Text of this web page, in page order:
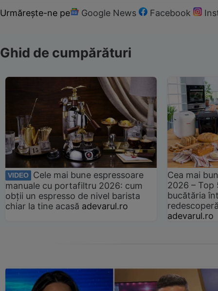
Urmărește-ne pe Google News Facebook
Ghid de cumpărături
VIDEO
Cele mai bune espressoare
manuale cu portafiltru 2026: cum
obții un espresso de nivel barista
chiar la tine acasă adevarul.ro
Cea mai
2026 –
bucătăria
adevarul.ro